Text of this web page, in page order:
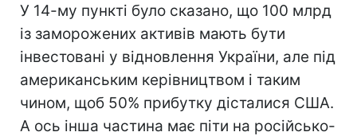
У 14-му пункті було сказано, що 100 млрд
із заморожених активів мають бути
інвестовані у відновлення України, але під
американським керівництвом і таким
чином, щоб 50% прибутку дісталися США.
А ось інша частина має піти на російсько-